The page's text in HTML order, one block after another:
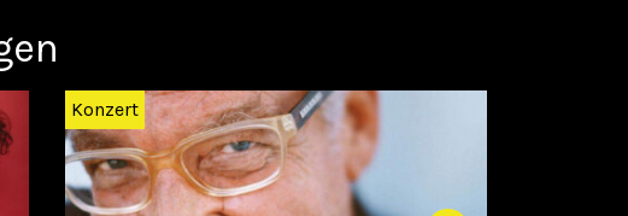
Konzert